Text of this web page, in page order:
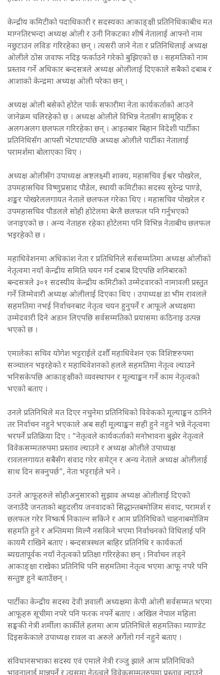
केन्द्रीय कमिटीको पदाधिकारी र सदस्यका आकाङ्क्षी प्रतिनिधिकाबीच मत
माग्नतिरभन्दा अध्यक्ष ओली र उनी निकटका शीर्ष नेतालाई आफ्नो नाम
नछुटाउन लविङ गरिरहेका छन् । त्यसरी जाने नेता र प्रतिनिधिलाई अध्यक्ष
ओलीले ठोस जवाफ नदिइ फर्काउने गरेको बुझिएको छ । सहमतिको नाम
प्रस्ताव गर्ने अधिकार बन्दसत्रले अध्यक्ष ओलीलाई दिएकाले सबैको दबाब र
आशाको केन्द्रमा अध्यक्ष ओली परेका छन् ।
अध्यक्ष ओली बसेको होटेल पार्क सफारीमा नेता कार्यकर्ताको आउने
जानेक्रम चलिरहेको छ । अध्यक्ष ओलीले विभिन्न नेतासँग सामूहिक र
अलगअलग छलफल गरिरहेका छन् । आइतबार बिहान विदेशी पार्टीका
प्रतिनिधिसँग आपसी भेटघाटपछि अध्यक्ष ओलीले पार्टीका नेतालाई
परामर्शमा बोलाएका थिए ।
अध्यक्ष ओलीसँग उपाध्यक्ष अष्टलक्ष्मी शाक्य, महासचिव ईश्वर पोखरेल,
उपमहासचिव विष्णुप्रसाद पौडेल, स्थायी कमिटीका सदस्य सुरेन्द्र पाण्डे,
शङ्कर पोखरेललगायत नेताले छलफल गरेका थिए । महासचिव पोखरेल र
उपमहासचिव पौडलले सोही होटेलमा बेग्लै छलफल पनि गर्नुभएको
जनाइएको छ । अन्य नेताहरु रहेका होटेलमा पनि विभिन्न नेताबीच छलफल
भइरहेको छ ।
महाधिवेशनमा अधिकांश नेता र प्रतिधिनिले सर्वसम्मतिमा अध्यक्ष ओलीको
नेतृत्वमा नयाँ केन्द्रीय समिति चयन गर्न दबाब दिएपछि शनिबारको
बन्दसत्रले ३०१ सदस्यीय केन्द्रीय कमिटीको उम्मेदवारको नामावली प्रस्तुत
गर्ने जिम्मेवारी अध्यक्ष ओलीलाई दिएका थिए । उपाध्यक्ष डा भीम रावलले
सहमतिमा नभई निर्वाचनबाट नेतृत्व चयन हुनुपर्ने र आफूले अध्यक्षमा
उम्मेदवारी दिने अडान लिएपछि सर्वसम्मतिको प्रयासमा कठिनाइ उत्पन्न
भएको छ ।
एमालेका सचिव योगेश भट्टराईले दशौँ महाधिवेशन एक विशिष्टरुपमा
सञ्चालन भइरहेको र महाधिवेशनको हलले सहमतिमा नेतृत्व ल्याउने
भनिसकेपछि आकाङ्क्षीको व्यवस्थापन र मूल्याङ्कन गर्ने काम नेतृत्वको
भएको बताए ।
उनले प्रतिनिधिले मत दिएर नचुनेमा प्रतिनिधिको विवेकको मूल्याङ्कन ठानिने
तर निर्वाचन नहुने भएकाले अब सही मूल्याङ्कन सही हुने नहुने भन्ने नेतृत्वमा
भरपर्ने प्रतिक्रिया दिए । “नेतृत्वले कार्यकर्ताको मनोभावना बुझेर नेतृत्वले
विवेकसम्मतरुपमा प्रस्ताव ल्याउने र अध्यक्ष ओलीले उपाध्यक्ष
रावललगायत सबैसँग संवाद गरेर समेट्न र अन्य नेताले अध्यक्ष ओलीलाई
साथ दिन सक्नुपर्छ”, नेता भट्टराईले भने ।
उनले आफूहरुले सोहीअनुसारको सुझाव अध्यक्ष ओलीलाई दिएको
जनाउँदै जनताको बहुदलीय जनवादको सिद्धान्तबमोजिम संवाद, परामर्श र
छलफल गरेर निष्कर्ष निकाल्न सकिने र आम प्रतिनिधिको चाहनाबमोजिम
सहमति हुने र अन्तिममा मिल्नै नसकिने भएमा निर्वाचनको विधिलाई पनि
कायमै राखिने बताए । बन्दसत्रस्थल बाहिर प्रतिनिधि र कार्यकर्ता
ब्यग्रतापूर्वक नयाँ नेतृत्वको प्रतिक्षा गरिरहेका छन् । निर्वाचन लड्ने
आकाङ्क्षा राखेका प्रतिनिधि पनि सहमतिमा नेतृत्व भएमा आफू नपरे पनि
सन्तुष्ट हुने बताउँछन् ।
पार्टीका केन्द्रीय सदस्य देवी ज्ञवाली अध्यक्षमा केपी ओली सर्वसम्मत भएमा
आफूहरु सूचीमा नपरे पनि फरक नपर्ने बताए । अखिल नेपाल महिला
सङ्घकी नेत्री शर्मीला कार्कीले हलमा आम प्रतिनिधिले सहमतिका म्याण्डेट
दिइसकेकाले उपाध्यक्ष रावल वा अरुले अर्गेलो गर्न नहुने बताए ।
संविधानसभाका सदस्य एवं एमाले नेत्री रञ्जु झाले आम प्रतिनिधिको